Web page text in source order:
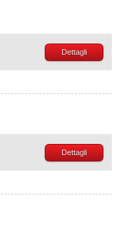
Dettagli
Dettagli